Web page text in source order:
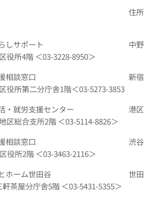
窓口名 住所
くらしサポート 中野
役所4階 ＜03‑3228‑8950＞
支援相談窓口 新宿
役所第二分庁舎1階＜03‑5273‑3853
・就労支援センター 港区
区総合支所2階 ＜03‑5114‑8826＞
支援相談窓口 渋谷
役所2階 ＜03‑3463‑2116＞
っとホーム世田谷 世田
軒茶屋分庁舎5階 ＜03‑5431‑5355＞